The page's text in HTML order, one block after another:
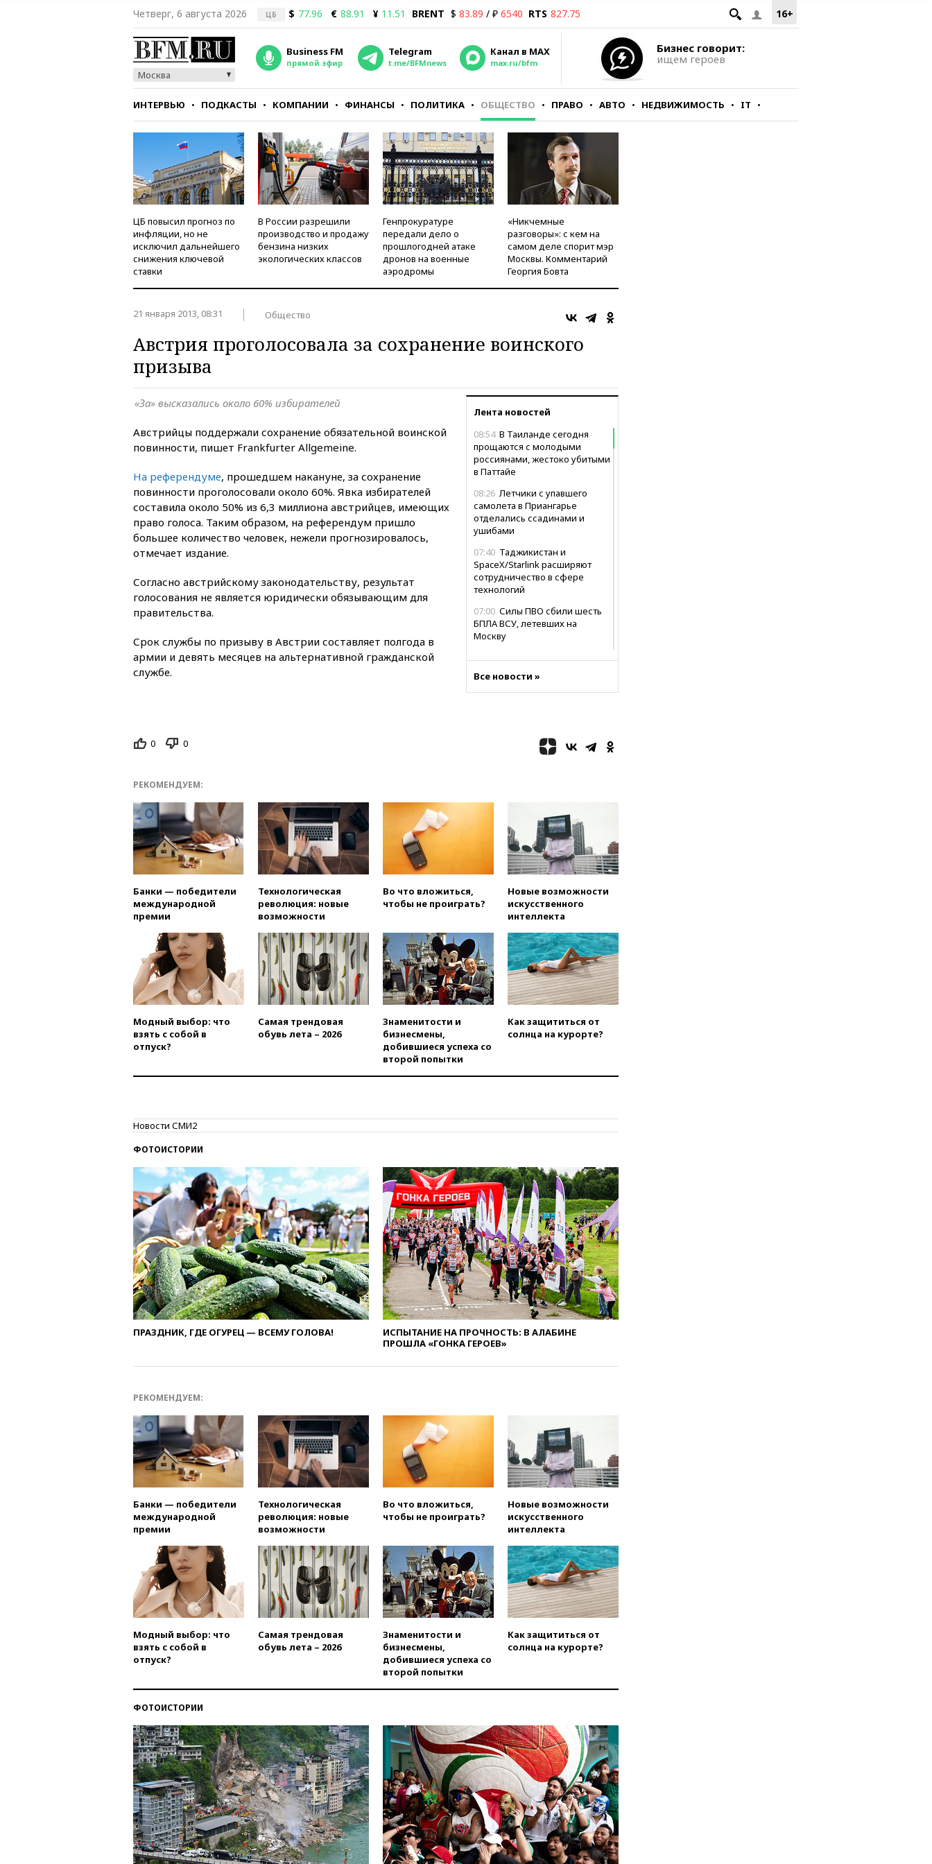
16+
Четверг, 6 августа 2026 ЦБ $ 77.96 € 88.91 ¥ 11.51 BRENT $ 83.89 / ₽ 6540 RTS 827.75
Москва
Business FM
прямой эфир
Telegram
t.me/BFMnews
Канал в MAX
max.ru/bfm
Бизнес говорит:
ищем героев
ИНТЕРВЬЮ ПОДКАСТЫ КОМПАНИИ ФИНАНСЫ ПОЛИТИКА ОБЩЕСТВО ПРАВО АВТО НЕДВИЖИМОСТЬ IT
СТИЛЬ ТЕСТЫ
ЦБ повысил прогноз по
инфляции, но не
исключил дальнейшего
снижения ключевой
ставки
В России разрешили
производство и продажу
бензина низких
экологических классов
Генпрокуратуре
передали дело о
прошлогодней атаке
дронов на военные
аэродромы
«Никчемные
разговоры»: с кем на
самом деле спорит мэр
Москвы. Комментарий
Георгия Бовта
21 января 2013, 08:31 Общество
Австрия проголосовала за сохранение воинского
призыва
Лента новостей
08:54 В Таиланде сегодня
прощаются с молодыми
россиянами, жестоко убитыми
в Паттайе
08:26 Летчики с упавшего
самолета в Приангарье
отделались ссадинами и
ушибами
07:40 Таджикистан и
SpaceX/Starlink расширяют
сотрудничество в сфере
технологий
07:00 Силы ПВО сбили шесть
БПЛА ВСУ, летевших на
Москву
06:01МИД РФ: Казахстан
Дом детства Нила
Армстронга впервые за 38 лет
Трамп заявил, что
предпочел бы соглашение с
Ираном
02:06
Лантратова: судьба
сотни жителей Курской
области все еще неизвестна
МИД РФ: ЕС пытается
сохранить мобилизационный
ресурс для Украины
00:05
Девочка с «маской
Бэтмена» показала лицо
после последней операции
вчера, 23:35
историка Артема Кирпиченка
арестовали в Израиле
разгромил «Оренбург» в
X о миграционном кризисе в
Сеуте набрал миллион
вчера, 22:49Минпромторг:
банкротство «Кванта» не
означает прекращения
производства телевизоров в
РФ
вчера, 22:35Семь грузовых
вагонов сошли с рельсов в
Оренбургской области
вчера, 22:22Минфин: в июле
выросли нефтегазовые
доходы российского бюджета
вчера, 22:15Аксаков: ЦБ
согласовал первый стандарт
пройдет в Саудовской Аравии
вчера, 21:35
Машков: в РФ
подготовили концепцию
развития театрального
искусства до 2035 года
РФ разрешило продажу
бензина старых
экологических классов
вчера, 21:15Путин обсудил с
Машковым 150-летие Союза
театральных деятелей
вчера, 20:47Newsweek:
«взрывная» диарея охватила
вчера, 20:35 ПВО за 12 часов
сбила 200 украинских
вчера, 20:15ТАСС: жизни
главы «Уралдронзавода»
после взрыва ничего не
угрожает
вчера, 20:08По всей Грузии
снова отключилось
электричество
вчера, 20:00Зеленский связал
дефицит ракет с попыткой
Все новости »
«За» высказались около 60% избирателей
Австрийцы поддержали сохранение обязательной воинской
повинности, пишет Frankfurter Allgemeine.
На референдуме, прошедшем накануне, за сохранение
повинности проголосовали около 60%. Явка избирателей
составила около 50% из 6,3 миллиона австрийцев, имеющих
право голоса. Таким образом, на референдум пришло
большее количество человек, нежели прогнозировалось,
отмечает издание.
Согласно австрийскому законодательству, результат
голосования не является юридически обязывающим для
правительства.
Срок службы по призыву в Австрии составляет полгода в
армии и девять месяцев на альтернативной гражданской
службе.
0 0
РЕКОМЕНДУЕМ:
Банки — победители
международной
премии
Технологическая
революция: новые
возможности
Во что вложиться,
чтобы не проиграть?
Новые возможности
искусственного
интеллекта
Модный выбор: что
взять с собой в
отпуск?
Самая трендовая
обувь лета – 2026
Знаменитости и
бизнесмены,
добившиеся успеха со
второй попытки
Как защититься от
солнца на курорте?
Новости СМИ2
ФОТОИСТОРИИ
ПРАЗДНИК, ГДЕ ОГУРЕЦ — ВСЕМУ ГОЛОВА!
ИСПЫТАНИЕ НА ПРОЧНОСТЬ: В АЛАБИНЕ
ПРОШЛА «ГОНКА ГЕРОЕВ»
РЕКОМЕНДУЕМ:
Банки — победители
международной
премии
Технологическая
революция: новые
возможности
Во что вложиться,
чтобы не проиграть?
Новые возможности
искусственного
интеллекта
Модный выбор: что
взять с собой в
отпуск?
Самая трендовая
обувь лета – 2026
Знаменитости и
бизнесмены,
добившиеся успеха со
второй попытки
Как защититься от
солнца на курорте?
ФОТОИСТОРИИ